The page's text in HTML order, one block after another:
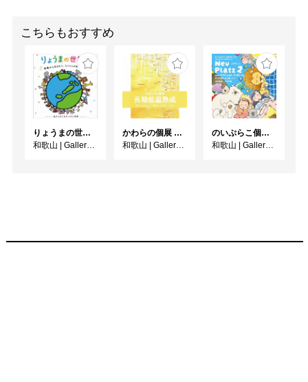
こちらもおすすめ
りょうまの世界展
和歌山
Gallery&Cafe AQUA
かわらの個展 「長期低温熟成」
和歌山
Gallery&Cafe AQUA
のいぷらこ個展 「Neu Platz 2」
和歌山
Gallery&Cafe AQUA